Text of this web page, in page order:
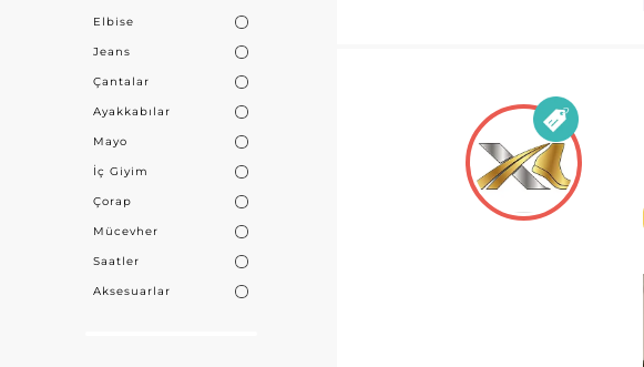
Elbise
Jeans
Çantalar
Ayakkabılar
Mayo
İç Giyim
Çorap
Mücevher
Saatler
Aksesuarlar